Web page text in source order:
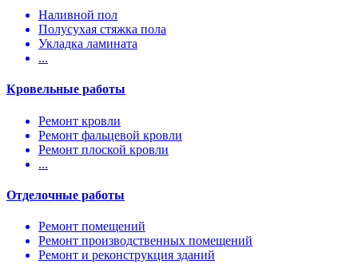
Наливной пол
Полусухая стяжка пола
Укладка ламината
...
Кровельные работы
Ремонт кровли
Ремонт фальцевой кровли
Ремонт плоской кровли
...
Отделочные работы
Ремонт помещений
Ремонт производственных помещений
Ремонт и реконструкция зданий